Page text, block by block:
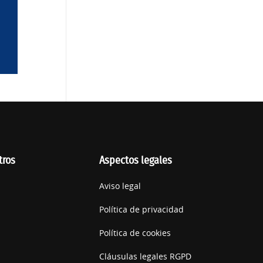
Aspectos legales
Aviso legal
Política de privacidad
Política de cookies
Cláusulas legales RGPD